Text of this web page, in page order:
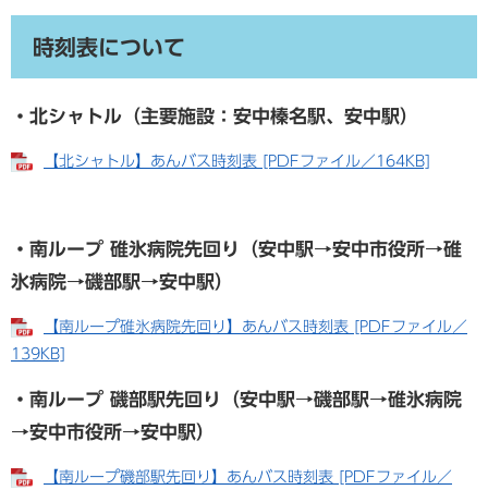
時刻表について
・北シャトル（主要施設：安中榛名駅、安中駅）
【北シャトル】あんバス時刻表 [PDFファイル／164KB]
・南ループ 碓氷病院先回り（安中駅→安中市役所→碓
氷病院→磯部駅→安中駅）
【南ループ碓氷病院先回り】あんバス時刻表 [PDFファイル／
139KB]
・南ループ 磯部駅先回り（安中駅→磯部駅→碓氷病院
→安中市役所→安中駅）
【南ループ磯部駅先回り】あんバス時刻表 [PDFファイル／